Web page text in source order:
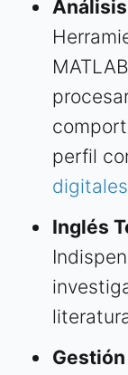
perfil
digitales
Inglés